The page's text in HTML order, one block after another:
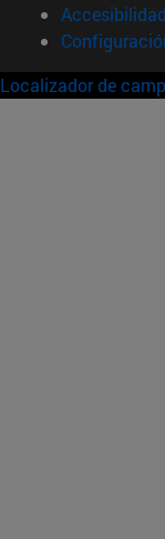
Accesibilidad
Localizador de